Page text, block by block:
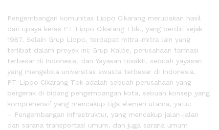
Pengembangan komunitas Lippo Cikarang merupakan hasil
dari upaya keras PT Lippo Cikarang Tbk., yang berdiri sejak
1987. Selain Grup Lippo, terdapat mitra-mitra lain yang
terlibat dalam proyek ini; Grup Kalbe, perusahaan farmasi
terbesar di Indonesia, dan Yayasan trisakti, sebuah yayasan
yang mengelola universitas swasta terbesar di Indonesia.
PT Lippo Cikarang Tbk adalah sebuah perusahaan yang
bergerak di bidang pengembangan kota, sebuah konsep yang
komprehensif yang mencakup tiga elemen utama, yaitu:
– Pengembangan infrastruktur, yang mencakup jalan-jalan
dan sarana transportasi umum, dan juga sarana umum